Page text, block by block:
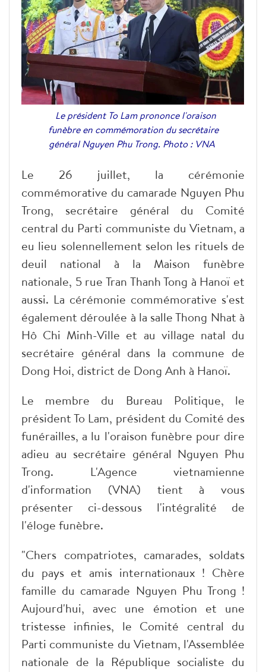
Le président To Lam prononce l'oraison
funèbre en commémoration du secrétaire
général Nguyen Phu Trong. Photo : VNA
Le 26 juillet, la cérémonie
commémorative du camarade Nguyen Phu
Trong, secrétaire général du Comité
central du Parti communiste du Vietnam, a
eu lieu solennellement selon les rituels de
deuil national à la Maison funèbre
nationale, 5 rue Tran Thanh Tong à Hanoï et
aussi. La cérémonie commémorative s'est
également déroulée à la salle Thong Nhat à
Hô Chi Minh-Ville et au village natal du
secrétaire général dans la commune de
Dong Hoi, district de Dong Anh à Hanoï.
Le membre du Bureau Politique, le
président To Lam, président du Comité des
funérailles, a lu l'oraison funèbre pour dire
adieu au secrétaire général Nguyen Phu
Trong. L'Agence vietnamienne
d'information (VNA) tient à vous
présenter ci-dessous l'intégralité de
l'éloge funèbre.
"Chers compatriotes, camarades, soldats
du pays et amis internationaux ! Chère
famille du camarade Nguyen Phu Trong !
Aujourd'hui, avec une émotion et une
tristesse infinies, le Comité central du
Parti communiste du Vietnam, l'Assemblée
nationale de la République socialiste du